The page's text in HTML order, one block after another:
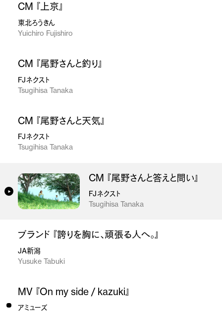
CM 『上京』
東北ろうきん
Yuichiro Fujishiro
CM 『尾野さんと釣り』
FJネクスト
Tsugihisa Tanaka
CM 『尾野さんと天気』
FJネクスト
Tsugihisa Tanaka
CM 『尾野さんと答えと問い』
FJネクスト
Tsugihisa Tanaka
ブランド 『誇りを胸に、頑張る人へ。』
JA新潟
Yusuke Tabuki
MV 『On my side / kazuki』
アミューズ